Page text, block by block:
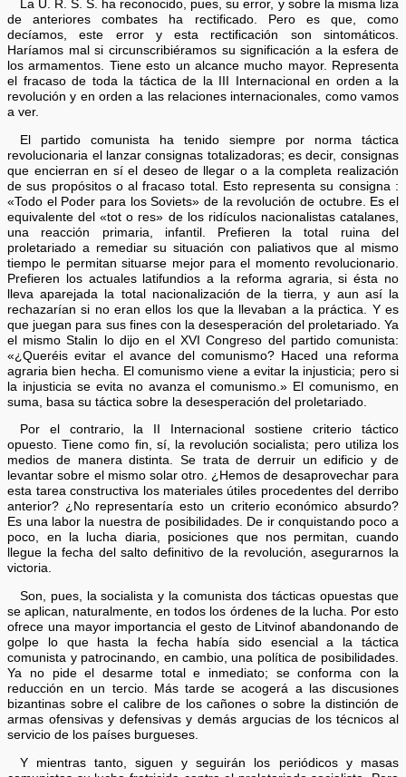
La U. R. S. S. ha reconocido, pues, su error, y sobre la misma liza
de anteriores combates ha rectificado. Pero es que, como
decíamos, este error y esta rectificación son sintomáticos.
Haríamos mal si circunscribiéramos su significación a la esfera de
los armamentos. Tiene esto un alcance mucho mayor. Representa
el fracaso de toda la táctica de la III Internacional en orden a la
revolución y en orden a las relaciones internacionales, como vamos
a ver.
El partido comunista ha tenido siempre por norma táctica
revolucionaria el lanzar consignas totalizadoras; es decir, consignas
que encierran en sí el deseo de llegar o a la completa realización
de sus propósitos o al fracaso total. Esto representa su consigna :
«Todo el Poder para los Soviets» de la revolución de octubre. Es el
equivalente del «tot o res» de los ridículos nacionalistas catalanes,
una reacción primaria, infantil. Prefieren la total ruina del
proletariado a remediar su situación con paliativos que al mismo
tiempo le permitan situarse mejor para el momento revolucionario.
Prefieren los actuales latifundios a la reforma agraria, si ésta no
lleva aparejada la total nacionalización de la tierra, y aun así la
rechazarían si no eran ellos los que la llevaban a la práctica. Y es
que juegan para sus fines con la desesperación del proletariado. Ya
el mismo Stalin lo dijo en el XVI Congreso del partido comunista:
«¿Queréis evitar el avance del comunismo? Haced una reforma
agraria bien hecha. El comunismo viene a evitar la injusticia; pero si
la injusticia se evita no avanza el comunismo.» El comunismo, en
suma, basa su táctica sobre la desesperación del proletariado.
Por el contrario, la II Internacional sostiene criterio táctico
opuesto. Tiene como fin, sí, la revolución socialista; pero utiliza los
medios de manera distinta. Se trata de derruir un edificio y de
levantar sobre el mismo solar otro. ¿Hemos de desaprovechar para
esta tarea constructiva los materiales útiles procedentes del derribo
anterior? ¿No representaría esto un criterio económico absurdo?
Es una labor la nuestra de posibilidades. De ir conquistando poco a
poco, en la lucha diaria, posiciones que nos permitan, cuando
llegue la fecha del salto definitivo de la revolución, asegurarnos la
victoria.
Son, pues, la socialista y la comunista dos tácticas opuestas que
se aplican, naturalmente, en todos los órdenes de la lucha. Por esto
ofrece una mayor importancia el gesto de Litvinof abandonando de
golpe lo que hasta la fecha había sido esencial a la táctica
comunista y patrocinando, en cambio, una política de posibilidades.
Ya no pide el desarme total e inmediato; se conforma con la
reducción en un tercio. Más tarde se acogerá a las discusiones
bizantinas sobre el calibre de los cañones o sobre la distinción de
armas ofensivas y defensivas y demás argucias de los técnicos al
servicio de los países burgueses.
Y mientras tanto, siguen y seguirán los periódicos y masas